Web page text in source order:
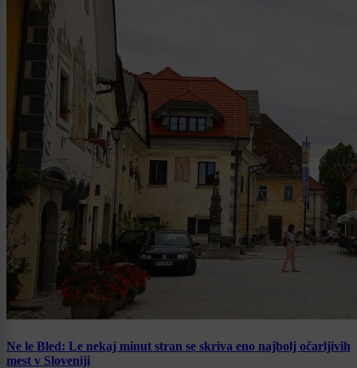
Ne le Bled: Le nekaj minut stran se skriva eno najbolj očarljivih
mest v Sloveniji